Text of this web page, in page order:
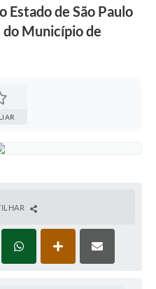
Estado de São Paulo
do Município de